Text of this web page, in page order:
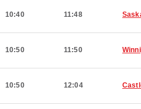
10:40 11:48
10:50 11:50
10:50 12:04